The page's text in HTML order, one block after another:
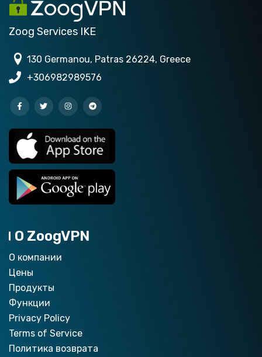
Zoog Services IKE
130 Germanou, Patras 26224, Greece
+306982989576
О ZoogVPN
О компании
Цены
Продукты
Функции
Privacy Policy
Terms of Service
Политика возврата